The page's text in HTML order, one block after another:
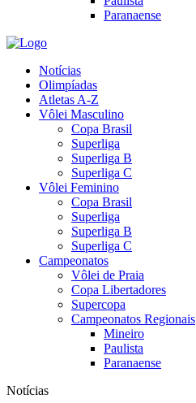
Paranaense
Notícias
Olimpíadas
Atletas A-Z
Vôlei Masculino
Copa Brasil
Superliga
Superliga B
Superliga C
Vôlei Feminino
Copa Brasil
Superliga
Superliga B
Superliga C
Campeonatos
Vôlei de Praia
Copa Libertadores
Supercopa
Campeonatos Regionais
Mineiro
Paulista
Paranaense
Notícias